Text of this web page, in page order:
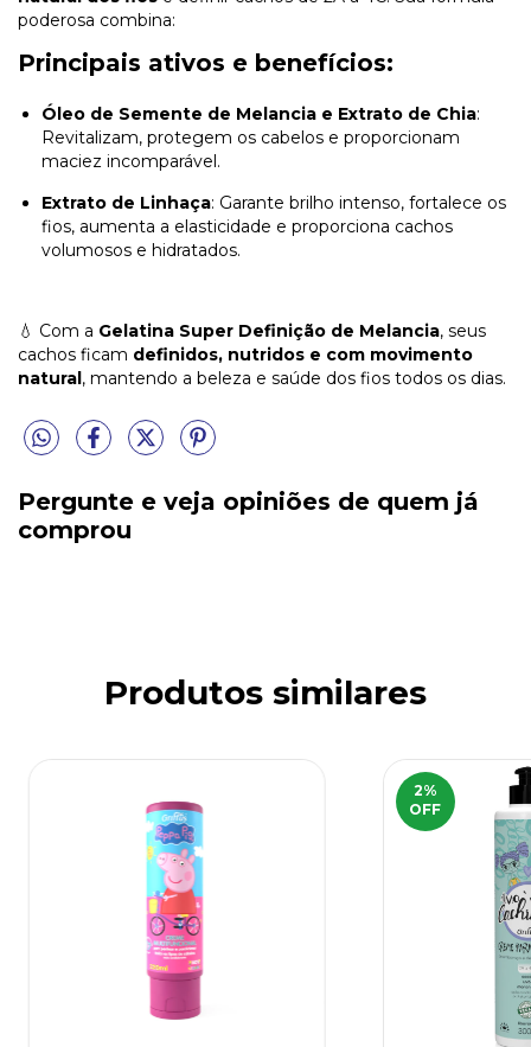
poderosa combina:
Principais ativos e benefícios:
Óleo de Semente de Melancia e Extrato de Chia:
Revitalizam, protegem os cabelos e proporcionam
maciez incomparável.
Extrato de Linhaça: Garante brilho intenso, fortalece os
fios, aumenta a elasticidade e proporciona cachos
volumosos e hidratados.
💧 Com a Gelatina Super Definição de Melancia, seus
cachos ficam definidos, nutridos e com movimento
natural, mantendo a beleza e saúde dos fios todos os dias.
Pergunte e veja opiniões de quem já
comprou
Produtos similares
2%
OFF